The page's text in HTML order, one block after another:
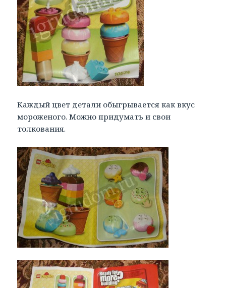
Каждый цвет детали обыгрывается как вкус
мороженого. Можно придумать и свои
толкования.